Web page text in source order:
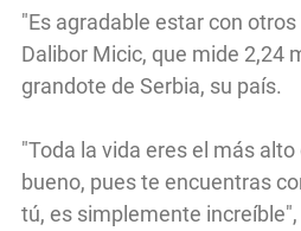
"Es agradable estar con
Dalibor Micic, que mide 2,24
grandote de Serbia, su país.
"Toda la vida eres el más
bueno, pues te encuentras
tú, es simplemente